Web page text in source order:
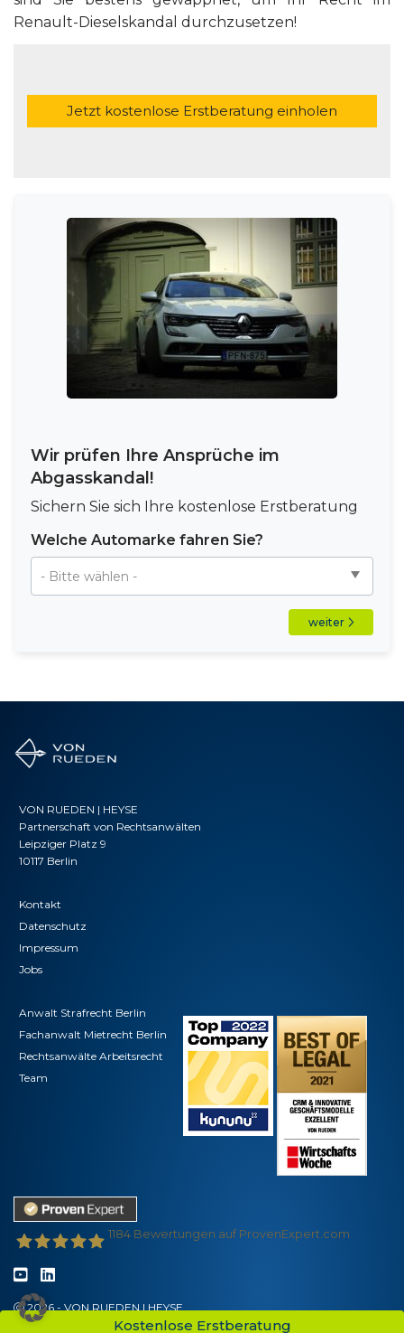
Renault-Dieselskandal durchzusetzen!
Jetzt kostenlose Erstberatung einholen
Kostenlose Erstberatung
Wir prüfen Ihre Ansprüche im
Abgasskandal!
Sichern Sie sich Ihre kostenlose Erstberatung
Welche Automarke fahren Sie?
weiter
VON RUEDEN | HEYSE
Partnerschaft von Rechtsanwälten
Leipziger Platz 9
10117 Berlin
Kontakt
Datenschutz
Impressum
Jobs
Anwalt Strafrecht Berlin
Fachanwalt Mietrecht Berlin
Rechtsanwälte Arbeitsrecht
Team
VON RUEDEN - Partnerschaft für Rechtsanwälte
1184 Bewertungen auf ProvenExpert.com
2026 - VON RUEDEN | HEYSE